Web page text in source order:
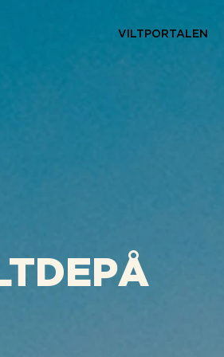
VILTPORTALEN